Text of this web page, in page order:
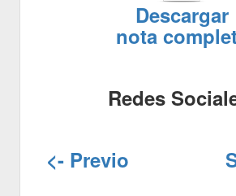
Descargar
nota
Redes
<- Previo